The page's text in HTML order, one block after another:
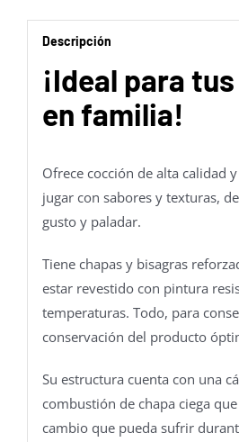
Descripción
¡Ideal para
en familia!
Ofrece cocción de alta calidad
jugar con sabores y texturas,
gusto y paladar.
Tiene chapas y bisagras
estar revestido con pintura
temperaturas. Todo, para
conservación del producto
Su estructura cuenta con una
combustión de chapa ciega
cambio que pueda sufrir